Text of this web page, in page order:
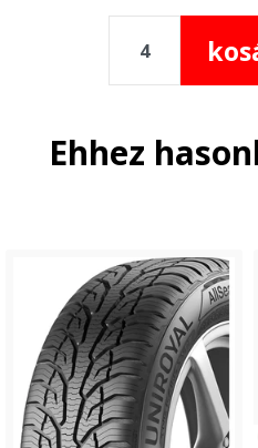
Ehhez